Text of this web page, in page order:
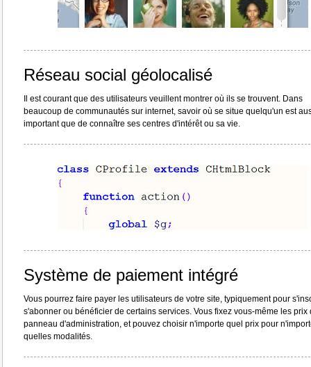
Réseau social géolocalisé
Il est courant que des utilisateurs veuillent montrer où ils se trouvent. Dans
beaucoup de communautés sur internet, savoir où se situe quelqu'un est
important que de connaître ses centres d'intérêt ou sa vie.
Système de paiement intégré
Vous pourrez faire payer les utilisateurs de votre site, typiquement pour
s'abonner ou bénéficier de certains services. Vous fixez vous-même les prix
panneau d'administration, et pouvez choisir n'importe quel prix pour
quelles modalités.